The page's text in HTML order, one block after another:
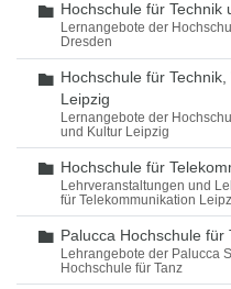
Ordner
Hochschule für Technik
Lernangebote der
Dresden
Ordner
Hochschule für
Leipzig
Lernangebote der
und Kultur Leipzig
Ordner
Hochschule für
Lehrveranstaltungen und
für Telekommunikation
Ordner
Palucca Hochschule für
Lehrangebote der Palucca
Hochschule für Tanz